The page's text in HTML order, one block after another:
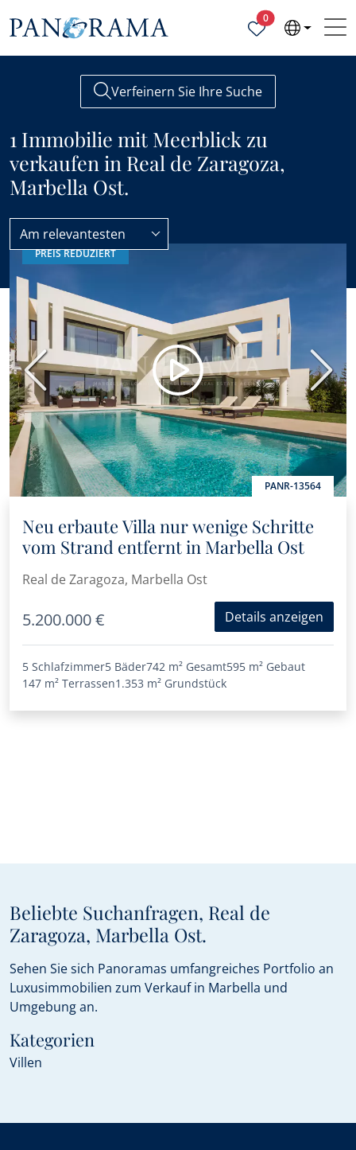
0Ausgewählte
Verfeinern Sie Ihre Suche
1 Immobilie mit Meerblick zu
verkaufen in Real de Zaragoza,
Marbella Ost.
Real de Zaragoza
Am relevantesten
PREIS REDUZIERT
PANR-13564
Vorherige
Neu erbaute Villa nur wenige Schritte
vom Strand entfernt in Marbella Ost
Real de Zaragoza, Marbella Ost
5.200.000 € Details anzeigen
5 Schlafzimmer5 Bäder742 m² Gesamt595 m² Gebaut
147 m² Terrassen1.353 m² Grundstück
Beliebte Suchanfragen, Real de
Zaragoza, Marbella Ost.
Sehen Sie sich Panoramas umfangreiches Portfolio an
Luxusimmobilien zum Verkauf in Marbella und
Umgebung an.
Kategorien
Villen